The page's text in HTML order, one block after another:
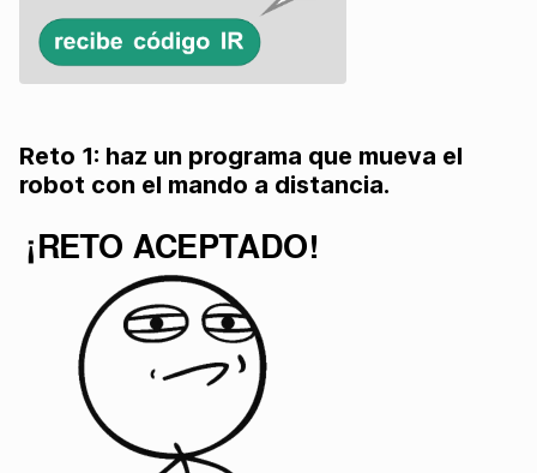
Reto 1: haz un programa que mueva el
robot con el mando a distancia.